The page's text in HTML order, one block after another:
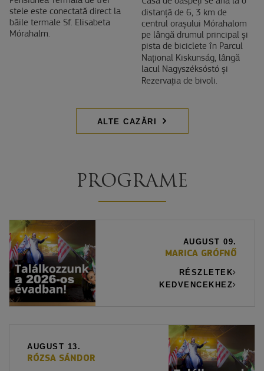
stele este conectată direct la
băile termale Sf. Elisabeta
Mórahalm.
distanță de 6, 3 km de
centrul orașului Mórahalom
pe lângă drumul principal și
pista de biciclete în Parcul
Național Kiskunság, lângă
lacul Nagyszéksóstó și
Rezervația de bivoli.
ALTE CAZĂRI
PROGRAME
AUGUST 09.
MARICA GRÓFNŐ
RÉSZLETEK
KEDVENCEKHEZ
AUGUST 13.
RÓZSA SÁNDOR